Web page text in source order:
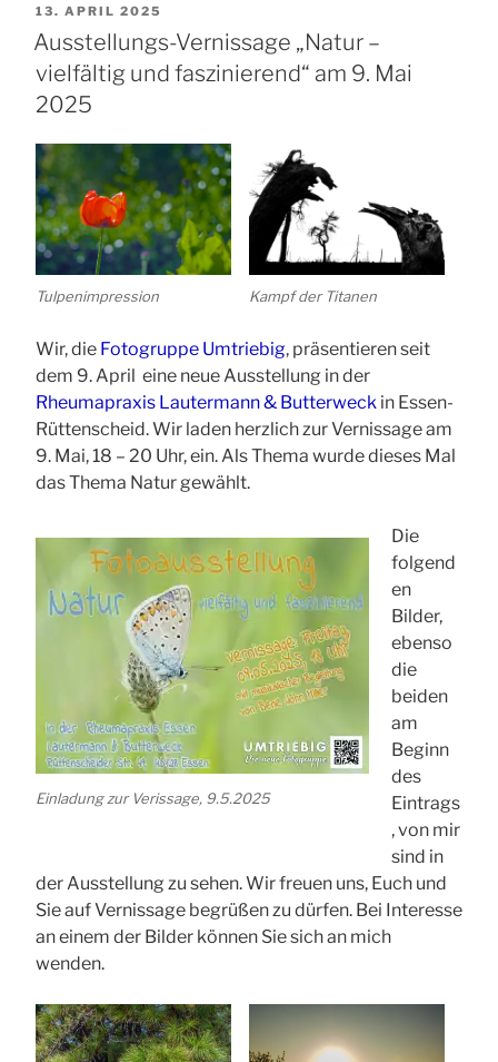
VERÖFFENTLICHT
AM
13. APRIL 2025
Ausstellungs-Vernissage „Natur –
vielfältig und faszinierend“ am 9. Mai
2025
Tulpenimpression Kampf der Titanen
Wir, die Fotogruppe Umtriebig, präsentieren seit
dem 9. April eine neue Ausstellung in der
Rheumapraxis Lautermann & Butterweck in Essen-
Rüttenscheid. Wir laden herzlich zur Vernissage am
9. Mai, 18 – 20 Uhr, ein. Als Thema wurde dieses Mal
das Thema Natur gewählt.
Einladung zur Verissage, 9.5.2025
Die
folgend
en
Bilder,
ebenso
die
beiden
am
Beginn
des
Eintrags
, von mir
sind in
der Ausstellung zu sehen. Wir freuen uns, Euch und
Sie auf Vernissage begrüßen zu dürfen. Bei Interesse
an einem der Bilder können Sie sich an mich
wenden.